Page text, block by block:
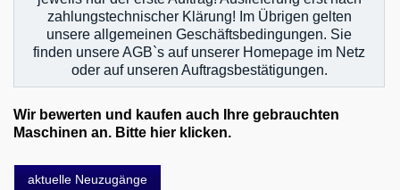
zahlungstechnischer Klärung! Im Übrigen gelten
unsere allgemeinen Geschäftsbedingungen. Sie
finden unsere AGB`s auf unserer Homepage im Netz
oder auf unseren Auftragsbestätigungen.
Wir bewerten und kaufen auch Ihre gebrauchten
Maschinen an. Bitte hier klicken.
aktuelle Neuzugänge